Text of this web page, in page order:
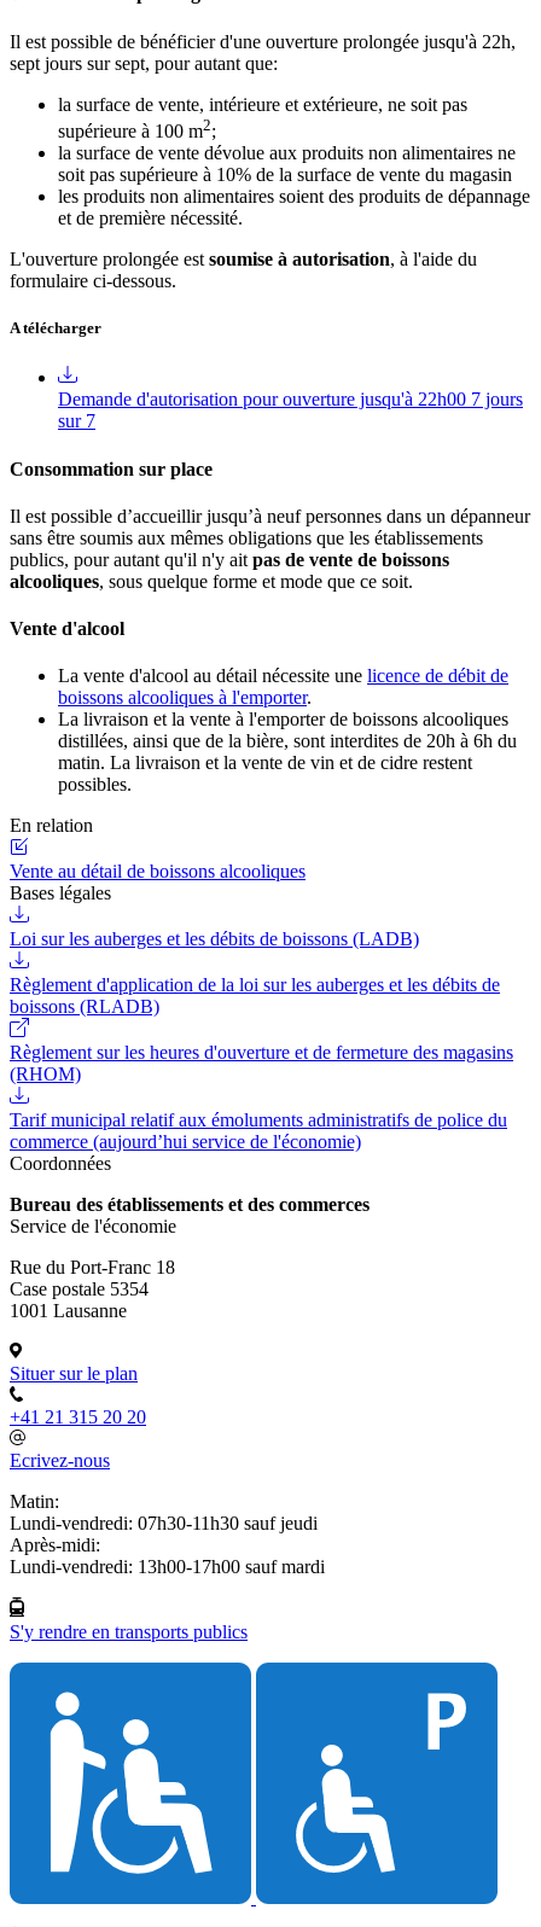
Il est possible de bénéficier d'une ouverture prolongée jusqu'à 22h,
sept jours sur sept, pour autant que:
la surface de vente, intérieure et extérieure, ne soit pas
supérieure à 100 m2;
la surface de vente dévolue aux produits non alimentaires ne
soit pas supérieure à 10% de la surface de vente du magasin
les produits non alimentaires soient des produits de dépannage
et de première nécessité.
L'ouverture prolongée est soumise à autorisation, à l'aide du
formulaire ci-dessous.
A télécharger
Demande d'autorisation pour ouverture jusqu'à 22h00 7 jours
sur 7
Consommation sur place
Il est possible d’accueillir jusqu’à neuf personnes dans un dépanneur
sans être soumis aux mêmes obligations que les établissements
publics, pour autant qu'il n'y ait pas de vente de boissons
alcooliques, sous quelque forme et mode que ce soit.
Vente d'alcool
La vente d'alcool au détail nécessite une licence de débit de
boissons alcooliques à l'emporter.
La livraison et la vente à l'emporter de boissons alcooliques
distillées, ainsi que de la bière, sont interdites de 20h à 6h du
matin. La livraison et la vente de vin et de cidre restent
possibles.
En relation
Vente au détail de boissons alcooliques
Bases légales
Loi sur les auberges et les débits de boissons (LADB)
Règlement d'application de la loi sur les auberges et les débits de
boissons (RLADB)
Règlement sur les heures d'ouverture et de fermeture des magasins
(RHOM)
Tarif municipal relatif aux émoluments administratifs de police du
commerce (aujourd’hui service de l'économie)
Coordonnées
Bureau des établissements et des commerces
Service de l'économie
Rue du Port-Franc 18
Case postale 5354
1001 Lausanne
Situer sur le plan
+41 21 315 20 20
Ecrivez-nous
Matin:
Lundi-vendredi: 07h30-11h30 sauf jeudi
Après-midi:
Lundi-vendredi: 13h00-17h00 sauf mardi
S'y rendre en transports publics